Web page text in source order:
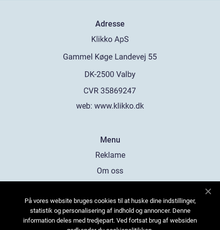
Adresse
web: www.klikko.dk
Menu
Reklame
Om oss
Kontakt Oss
Sitemap
På vores website bruges cookies til at huske dine indstillinger,
statistik og personalisering af indhold og annoncer. Denne
information deles med tredjepart. Ved fortsat brug af websiden